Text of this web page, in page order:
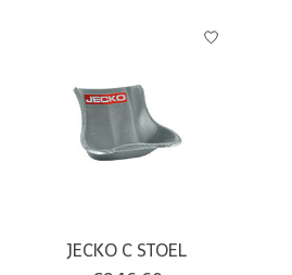
JECKO C STOEL